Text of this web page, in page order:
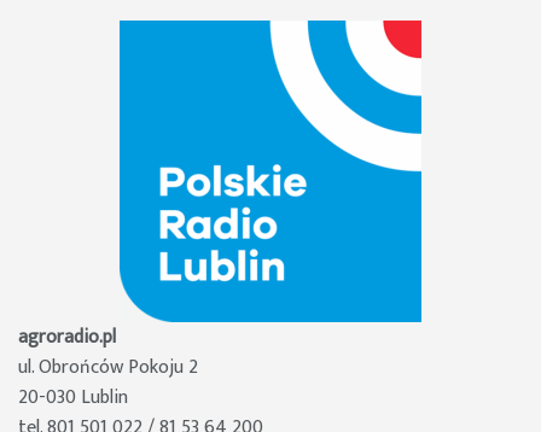
agroradio.pl
ul. Obrońców Pokoju 2
20-030 Lublin